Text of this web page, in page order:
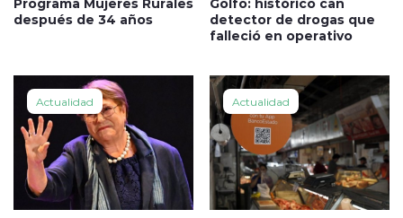
después de 34 años
detector de drogas que
falleció en operativo
Actualidad Actualidad